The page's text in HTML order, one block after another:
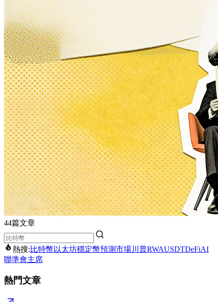
44篇文章
熱搜:比特幣 以太坊穩定幣預測市場川普RWAUSDTDeFiAI
聯準會主席
熱門文章